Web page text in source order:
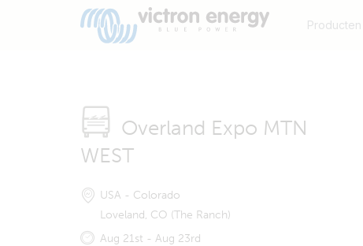
Producten
Overland Expo MTN
WEST
USA - Colorado
Loveland, CO (The Ranch)
Aug 21st - Aug 23rd